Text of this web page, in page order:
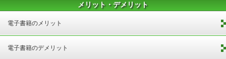
メリット・デメリット
電子書籍のメリット
電子書籍のデメリット